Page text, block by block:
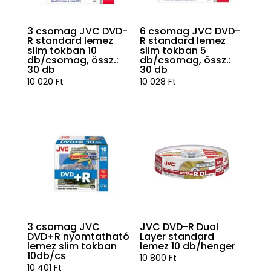
3 csomag JVC DVD-
R standard lemez
slim tokban 10
db/csomag, össz.:
30 db
10 020 Ft
6 csomag JVC DVD-
R standard lemez
slim tokban 5
db/csomag, össz.:
30 db
10 028Ft
3 csomag JVC
DVD+R nyomtatható
lemez slim tokban
10db/cs
10 401 Ft
JVC DVD-R Dual
Layer standard
lemez 10 db/henger
10 800Ft